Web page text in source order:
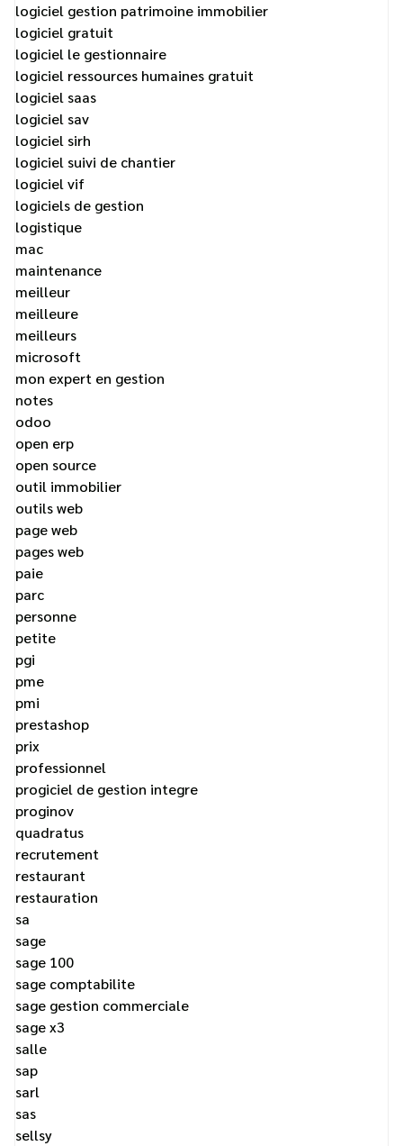
logiciel gestion patrimoine immobilier
logiciel gratuit
logiciel le gestionnaire
logiciel ressources humaines gratuit
logiciel saas
logiciel sav
logiciel sirh
logiciel suivi de chantier
logiciel vif
logiciels de gestion
logistique
mac
maintenance
meilleur
meilleure
meilleurs
microsoft
mon expert en gestion
notes
odoo
open erp
open source
outil immobilier
outils web
page web
pages web
paie
parc
personne
petite
pgi
pme
pmi
prestashop
prix
professionnel
progiciel de gestion integre
proginov
quadratus
recrutement
restaurant
restauration
sa
sage
sage 100
sage comptabilite
sage gestion commerciale
sage x3
salle
sap
sarl
sas
sellsy